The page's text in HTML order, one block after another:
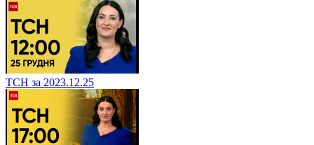
ТСН за 2023.12.25